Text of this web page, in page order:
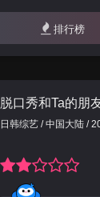
排行榜
脱口秀和Ta的朋
日韩综艺 / 中国大陆 /